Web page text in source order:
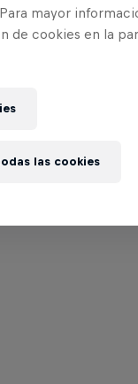
mayor
de cookies en la
las cookies